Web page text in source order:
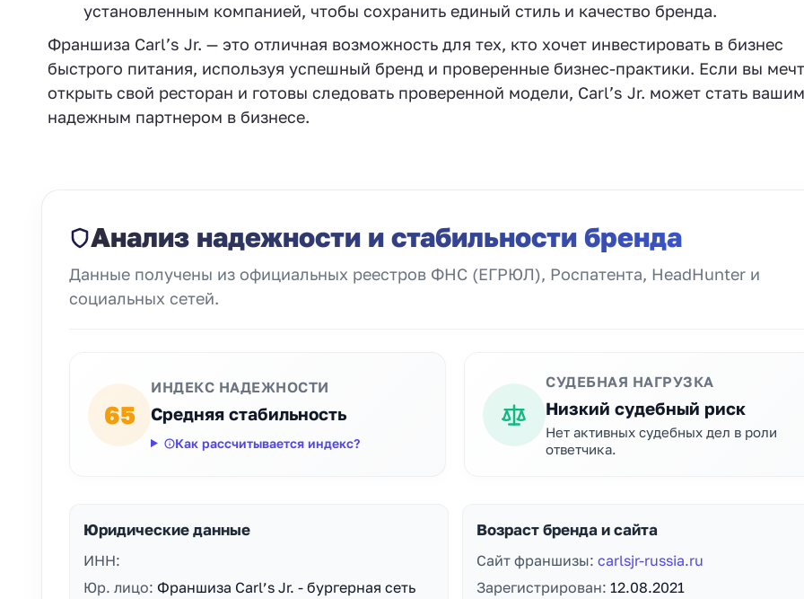
установленным компанией, чтобы сохранить единый стиль и качество бренда.
Франшиза Carl’s Jr. — это отличная возможность для тех, кто хочет инвестировать в бизнес
быстрого питания, используя успешный бренд и проверенные бизнес-практики. Если вы
открыть свой ресторан и готовы следовать проверенной модели, Carl’s Jr. может стать вашим
надежным партнером в бизнесе.
Анализ надежности и стабильности бренда
Данные получены из официальных реестров ФНС (ЕГРЮЛ), Роспатента, HeadHunter и
социальных сетей.
65
ИНДЕКС НАДЕЖНОСТИ
Средняя стабильность
Как рассчитывается индекс?
СУДЕБНАЯ НАГРУЗКА
Низкий судебный риск
Нет активных судебных дел в роли
ответчика.
Юридические данные
ИНН:
Юр. лицо: Франшиза Carl’s Jr. - бургерная сеть
Возраст бренда и сайта
Сайт франшизы: carlsjr-russia.ru
Зарегистрирован: 12.08.2021